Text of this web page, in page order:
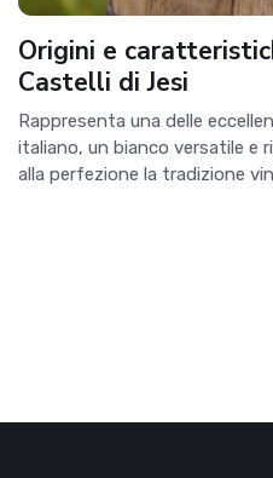
Origini e
Castelli di Jesi
Rappresenta una delle
italiano, un bianco versatile e
alla perfezione la tradizione